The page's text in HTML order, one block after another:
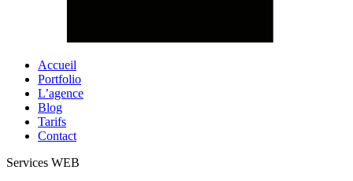
Accueil
Portfolio
L’agence
Blog
Tarifs
Contact
Services WEB